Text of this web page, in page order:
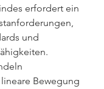
erfordert ein
und
Bewegung